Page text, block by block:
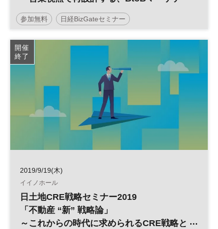
ィング活動の現在地～
参加無料 日経BizGateセミナー
デジタルマーケティング
BtoBマーケティング
開催
終了
2019/9/19(木)
イイノホール
日土地CRE戦略セミナー2019
「不動産 “新” 戦略論」
～これからの時代に求められるCRE戦略と